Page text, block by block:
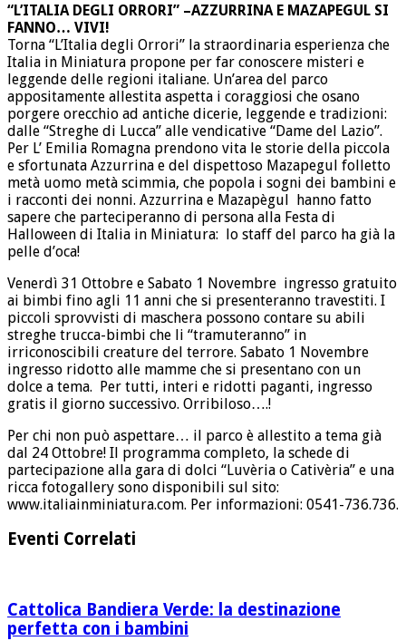
“L’ITALIA DEGLI ORRORI” –AZZURRINA E MAZAPEGUL SI
FANNO… VIVI!
Torna “L’Italia degli Orrori” la straordinaria esperienza che
Italia in Miniatura propone per far conoscere misteri e
leggende delle regioni italiane. Un’area del parco
appositamente allestita aspetta i coraggiosi che osano
porgere orecchio ad antiche dicerie, leggende e tradizioni:
dalle “Streghe di Lucca” alle vendicative “Dame del Lazio”.
Per L’ Emilia Romagna prendono vita le storie della piccola
e sfortunata Azzurrina e del dispettoso Mazapegul folletto
metà uomo metà scimmia, che popola i sogni dei bambini e
i racconti dei nonni. Azzurrina e Mazapègul hanno fatto
sapere che parteciperanno di persona alla Festa di
Halloween di Italia in Miniatura: lo staff del parco ha già la
pelle d’oca!
Venerdì 31 Ottobre e Sabato 1 Novembre ingresso gratuito
ai bimbi fino agli 11 anni che si presenteranno travestiti. I
piccoli sprovvisti di maschera possono contare su abili
streghe trucca-bimbi che li “tramuteranno” in
irriconoscibili creature del terrore. Sabato 1 Novembre
ingresso ridotto alle mamme che si presentano con un
dolce a tema. Per tutti, interi e ridotti paganti, ingresso
gratis il giorno successivo. Orribiloso….!
Per chi non può aspettare… il parco è allestito a tema già
dal 24 Ottobre! Il programma completo, la schede di
partecipazione alla gara di dolci “Luvèria o Cativèria” e una
ricca fotogallery sono disponibili sul sito:
www.italiainminiatura.com. Per informazioni: 0541-736.736.
Eventi Correlati
Cattolica Bandiera Verde: la destinazione
perfetta con i bambini